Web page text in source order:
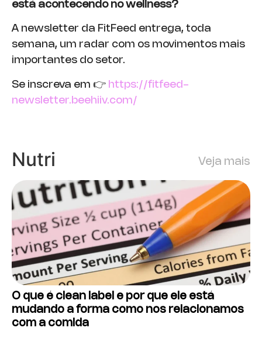
está acontecendo no wellness?
A newsletter da FitFeed entrega, toda
semana, um radar com os movimentos mais
importantes do setor.
Se inscreva em 👉 https://fitfeed-
newsletter.beehiiv.com/
Nutri Veja mais
O que é clean label e por que ele está
mudando a forma como nos relacionamos
com a comida